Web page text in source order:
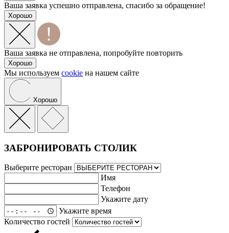
Ваша заявка успешно отправлена, спасибо за обращение!
Хорошо
Ваша заявка не отправлена, попробуйте повторить
Хорошо
Мы используем cookie на нашем сайте
Хорошо
ЗАБРОНИРОВАТЬ СТОЛИК
Выберите ресторан
Имя
Телефон
Укажите дату
Укажите время
Количество гостей